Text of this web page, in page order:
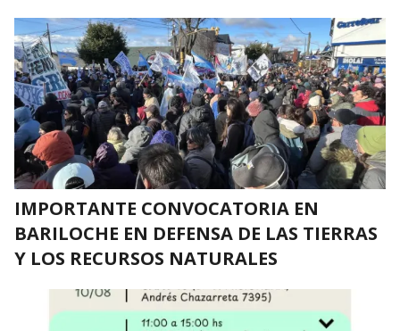
IMPORTANTE CONVOCATORIA EN
BARILOCHE EN DEFENSA DE LAS TIERRAS
Y LOS RECURSOS NATURALES